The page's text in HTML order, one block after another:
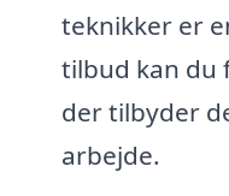
teknikker er
tilbud kan du
der tilbyder
arbejde.